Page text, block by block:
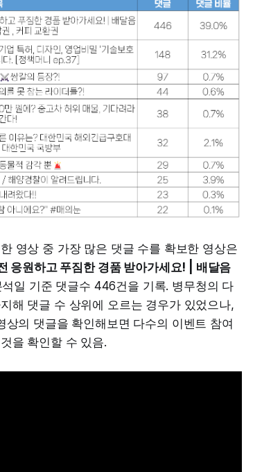
영상 중 가장 많은 댓글 수를 확보한 영상은
원하고 푸짐한 경품 받아가세요! | 배달음
석일 기준 댓글수 446건을 기록. 병무청의 다
해 댓글 수 상위에 오르는 경우가 있었으나,
의 댓글을 확인해보면 다수의 이벤트 참여
을 확인할 수 있음.